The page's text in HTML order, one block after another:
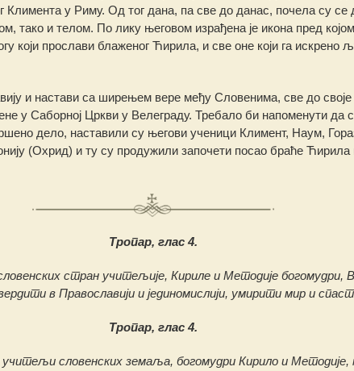
Климента у Риму. Од тог дана, па све до данас, почела су се
тако и телом. По лику његовом израђена је икона пред
који прослави блаженог Ћирила, и све оне који га искрено
и настави са ширењем вере међу Словенима, све до
у Саборној Цркви у Велеграду. Требало би напоменути да
дело, наставили су његови ученици Климент, Наум,
(Охрид) и ту су продужили започети посао браће
Тропар, глас 4.
стран учитељије, Кириле и Методије богомудри,
в Православији и јединомислији, умирити мир и
Тропар, глас 4.
словенских земаља, богомудри Кирило и Методије,